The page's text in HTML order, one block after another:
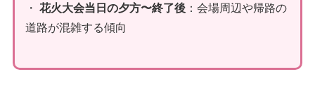
・ 花火大会当日の夕方〜終了後：会場周辺や帰路の
道路が混雑する傾向